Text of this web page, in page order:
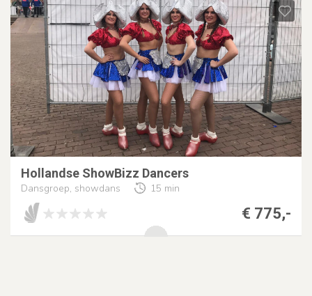
Hollandse ShowBizz Dancers
Dansgroep, showdans 15 min
€ 775,-